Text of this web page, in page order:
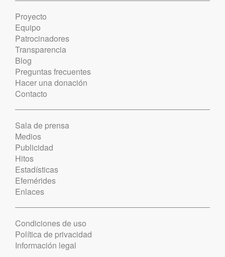
Proyecto
Equipo
Patrocinadores
Transparencia
Blog
Preguntas frecuentes
Hacer una donación
Contacto
Sala de prensa
Medios
Publicidad
Hitos
Estadísticas
Efemérides
Enlaces
Condiciones de uso
Política de privacidad
Información legal